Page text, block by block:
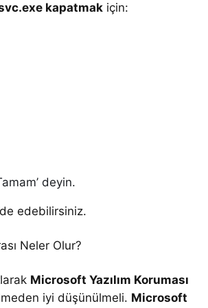
kapatmak için:
deyin.
edebilirsiniz.
Neler Olur?
Microsoft Yazılım Koruması
iyi düşünülmeli. Microsoft